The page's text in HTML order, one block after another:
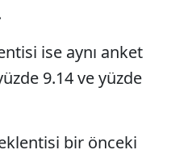
ise aynı anket
9.14 ve yüzde
bir önceki